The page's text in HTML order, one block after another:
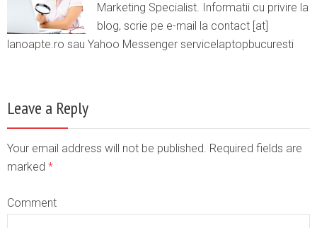
Marketing Specialist. Informatii cu privire la
blog, scrie pe e-mail la contact [at]
lanoapte.ro sau Yahoo Messenger servicelaptopbucuresti
Leave a Reply
Your email address will not be published. Required fields are
marked *
Comment